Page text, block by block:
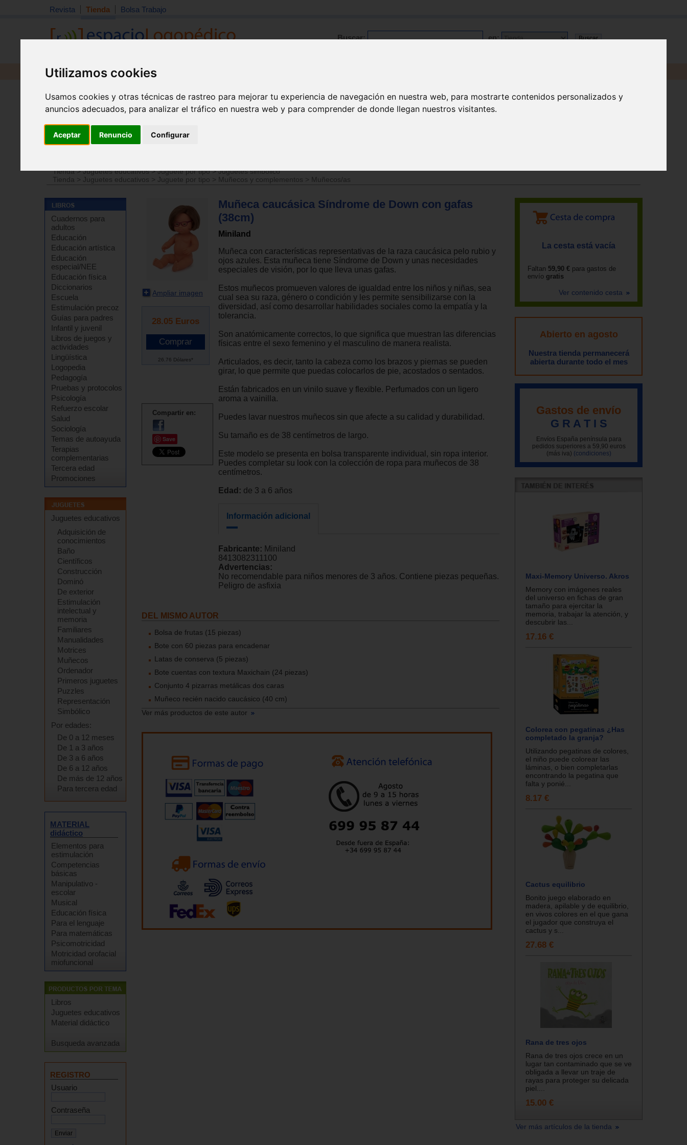
Utilizamos cookies
Usamos cookies y otras técnicas de rastreo para mejorar tu experiencia de navegación en nuestra web, para mostrarte contenidos personalizados y
anuncios adecuados, para analizar el tráfico en nuestra web y para comprender de donde llegan nuestros visitantes.
Aceptar Renuncio Configurar
Revista Tienda Bolsa Trabajo
Buscar: en:
Revista Libros Material
Tienda>Juguetes educativos>Juguete por tipo>Juguetes simbólico
Tienda
> Juguetes educativos > Juguete por tipo > Muñecos y complementos > Muñecos/as
Cuadernos para
adultos
Educación
Educación artística
Educación
especial/NEE
Educación física
Diccionarios
Escuela
Estimulación precoz
Guías para padres
Infantil y juvenil
Libros de juegos y
actividades
Lingüística
Logopedia
Pedagogía
Pruebas y protocolos
Psicología
Refuerzo escolar
Salud
Sociología
Temas de autoayuda
Terapias
complementarias
Tercera edad
Promociones
Juguetes educativos
Adquisición de
conocimientos
Baño
Científicos
Construcción
Dominó
De exterior
Estimulación
intelectual y
memoria
Familiares
Manualidades
Motrices
Muñecos
Ordenador
Primeros juguetes
Puzzles
Representación
Simbólico
Por edades:
De 0 a 12 meses
De 1 a 3 años
De 3 a 6 años
De 6 a 12 años
De más de 12 años
Para tercera edad
MATERIAL
didáctico
Elementos para
estimulación
Competencias
básicas
Manipulativo -
escolar
Musical
Educación física
Para el lenguaje
Para matemáticas
Psicomotricidad
Motricidad orofacial
miofuncional
Libros
Juguetes educativos
Material didáctico
Busqueda avanzada
REGISTRO
Usuario
Contraseña
Ampliar imagen
28.05 Euros
26.76 Dólares*
Compartir en:
Save
Muñeca caucásica Síndrome de Down con gafas
(38cm)
Miniland
Muñeca con características representativas de la raza caucásica pelo rubio y
ojos azules. Esta muñeca tiene Síndrome de Down y unas necesidades
especiales de visión, por lo que lleva unas gafas.
Estos muñecos promueven valores de igualdad entre los niños y niñas, sea
cual sea su raza, género o condición y les permite sensibilizarse con la
diversidad, así como desarrollar habilidades sociales como la empatía y la
tolerancia.
Son anatómicamente correctos, lo que significa que muestran las diferencias
físicas entre el sexo femenino y el masculino de manera realista.
Articulados, es decir, tanto la cabeza como los brazos y piernas se pueden
girar, lo que permite que puedas colocarlos de pie, acostados o sentados.
Están fabricados en un vinilo suave y flexible. Perfumados con un ligero
aroma a vainilla.
Puedes lavar nuestros muñecos sin que afecte a su calidad y durabilidad.
Su tamaño es de 38 centímetros de largo.
Este modelo se presenta en bolsa transparente individual, sin ropa interior.
Puedes completar su look con la colección de ropa para muñecos de 38
centímetros.
Edad: de 3 a 6 años
Información adicional
Fabricante: Miniland
8413082311100
Advertencias:
No recomendable para niños menores de 3 años. Contiene piezas pequeñas.
Peligro de asfixia
DEL MISMO AUTOR
Bolsa de frutas (15 piezas)
Bote con 60 piezas para encadenar
Latas de conserva (5 piezas)
Bote cuentas con textura Maxichain (24 piezas)
Conjunto 4 pizarras metálicas dos caras
Muñeco recién nacido caucásico (40 cm)
Ver más productos de este autor
La cesta está vacía
Faltan 59,90 € para gastos de
envío gratis
Ver contenido cesta
Abierto en agosto
Nuestra tienda permanecerá
abierta durante todo el mes
Gastos de envío
G R A T I S
Envíos España península para
pedidos superiores a 59,90 euros
(más iva) (condiciones)
Maxi-Memory Universo. Akros
Memory con imágenes reales
del universo en fichas de gran
tamaño para ejercitar la
memoria, trabajar la atención, y
descubrir las...
17.16 €
Colorea con pegatinas ¿Has
completado la granja?
Utilizando pegatinas de colores,
el niño puede colorear las
láminas, o bien completarlas
encontrando la pegatina que
falta y ponié...
8.17 €
Cactus equilibrio
Bonito juego elaborado en
madera, apilable y de equilibrio,
en vivos colores en el que gana
el jugador que construya el
cactus y s...
27.68 €
Rana de tres ojos
Rana de tres ojos crece en un
lugar tan contaminado que se ve
obligada a llevar un traje de
rayas para proteger su delicada
piel....
15.00 €
Ver más artículos de la tienda